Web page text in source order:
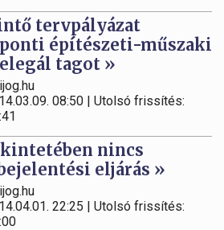
tervpályázat
építészeti-műszaki
tagot »
08:50 | Utolsó frissítés:
nincs
eljárás »
22:25 | Utolsó frissítés: